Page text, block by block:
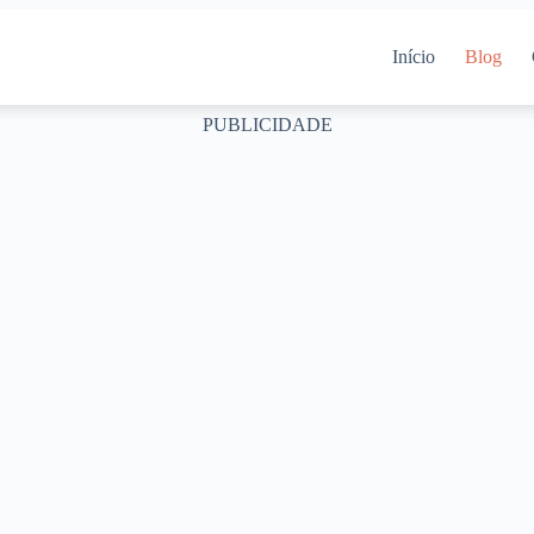
Início Blog
PUBLICIDADE